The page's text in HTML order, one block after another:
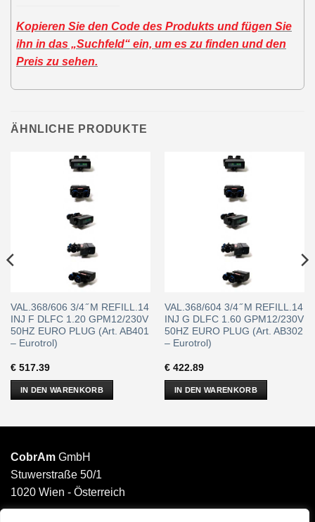
Kopieren Sie den Code des Produkts und fügen Sie
ihn in das „Suchfeld“ ein, um es zu finden und den
Preis zu sehen.
ÄHNLICHE PRODUKTE
VAL.368/606 3/4 ̋ M REFILL.14
INJ F DLFC 1.20 GPM12/230V
50HZ EURO PLUG (Art. AB401
– Eurotrol)
€517.39
IN DEN WARENKORB
VAL.368/604 3/4 ̋ M REFILL.14
INJ G DLFC 1.60 GPM12/230V
50HZ EURO PLUG (Art. AB302
– Eurotrol)
€422.89
IN DEN WARENKORB
CobrAm GmbH
Stuwerstraße 50/1
1020 Wien - Österreich
______________________